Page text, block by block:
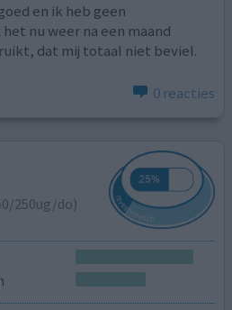
en ik heb geen
nu weer na een maand
dat mij totaal niet beviel.
0 reacties
250ug/do)